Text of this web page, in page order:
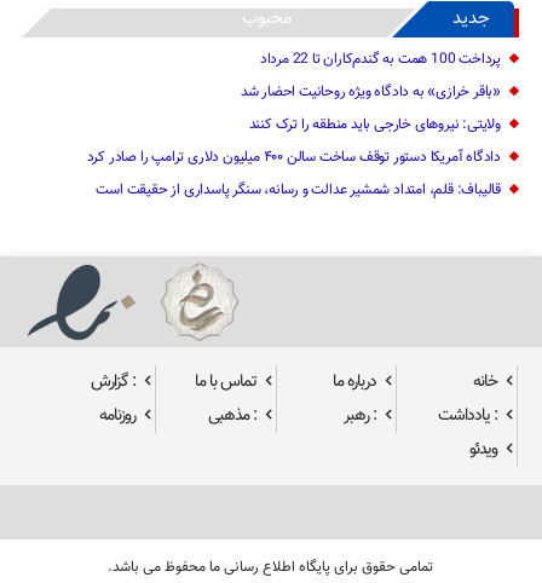
جدید محبوب
پرداخت 100 همت به گندم‌کاران تا 22 مرداد
«باقر خرازی» به دادگاه ویژه روحانیت احضار شد
ولایتی: نیرو‌های خارجی باید منطقه را ترک کنند
دادگاه آمریکا دستور توقف ساخت سالن ۴۰۰ میلیون دلاری ترامپ را صادر کرد
قالیباف: قلم، امتداد شمشیر عدالت و رسانه، سنگر پاسداری از حقیقت است
خانه درباره ما تماس با ما
: گزارش
: یادداشت
: رهبر : مذهبی
روزنامه
ویدئو
تمامی حقوق برای پایگاه اطلاع رسانی ما محفوظ می باشد.